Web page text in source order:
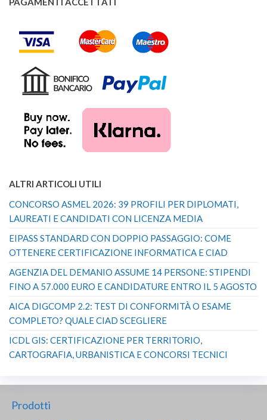
ALTRI ARTICOLI UTILI
CONCORSO ASMEL 2026: 39 PROFILI PER DIPLOMATI,
LAUREATI E CANDIDATI CON LICENZA MEDIA
EIPASS STANDARD CON DOPPIO PASSAGGIO: COME
OTTENERE CERTIFICAZIONE INFORMATICA E CIAD
AGENZIA DEL DEMANIO ASSUME 14 PERSONE: STIPENDI
FINO A 57.000 EURO E CANDIDATURE ENTRO IL 5 AGOSTO
AICA DIGCOMP 2.2: TEST DI CONFORMITÀ O ESAME
COMPLETO? QUALE CIAD SCEGLIERE
ICDL GIS: CERTIFICAZIONE PER TERRITORIO,
CARTOGRAFIA, URBANISTICA E CONCORSI TECNICI
Prodotti